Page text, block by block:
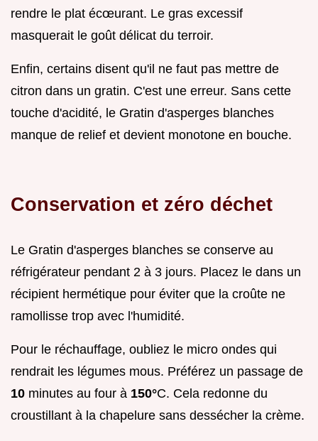
rendre le plat écœurant. Le gras excessif
masquerait le goût délicat du terroir.
Enfin, certains disent qu'il ne faut pas mettre de
citron dans un gratin. C'est une erreur. Sans cette
touche d'acidité, le Gratin d'asperges blanches
manque de relief et devient monotone en bouche.
Conservation et zéro déchet
Le Gratin d'asperges blanches se conserve au
réfrigérateur pendant 2 à 3 jours. Placez le dans un
récipient hermétique pour éviter que la croûte ne
ramollisse trop avec l'humidité.
Pour le réchauffage, oubliez le micro ondes qui
rendrait les légumes mous. Préférez un passage de
10 minutes au four à 150°C. Cela redonne du
croustillant à la chapelure sans dessécher la crème.